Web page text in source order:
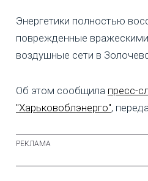
Энергетики полностью
поврежденные
воздушные сети в
Об этом сообщила пресс-
"Харьковоблэнерго",